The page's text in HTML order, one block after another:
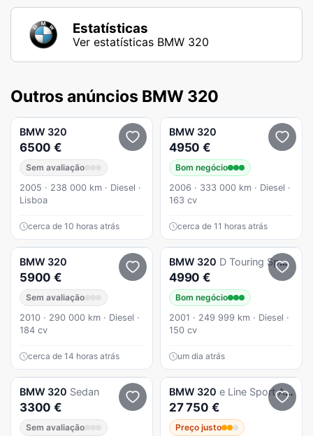
Estatísticas
Ver estatísticas BMW 320
Outros anúncios BMW 320
BMW 320
6500 €
Sem avaliação
2005 · 238 000 km · Diesel ·
Lisboa
cerca de 10 horas atrás
BMW 320
4950 €
Bom negócio
2006 · 333 000 km · Diesel ·
163 cv
cerca de 11 horas atrás
BMW 320
5900 €
Sem avaliação
2010 · 290 000 km · Diesel ·
184 cv
cerca de 14 horas atrás
BMW 320 D Touring Sport Nacional Pack M
4990 €
Bom negócio
2001 · 249 999 km · Diesel ·
150 cv
um dia atrás
BMW 320 Sedan
3300 €
Sem avaliação
BMW 320 e Line Sport Auto
27 750 €
Preço justo